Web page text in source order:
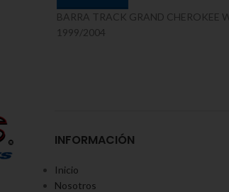
BARRA TRACK GRAND CHEROKEE
1999/2004
INFORMACIÓN
Inicio
Nosotros